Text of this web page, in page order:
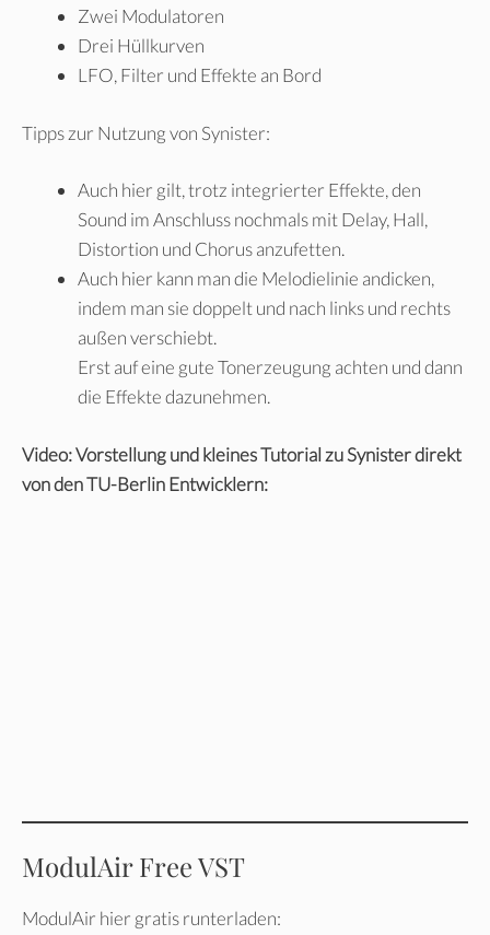
Zwei Modulatoren
Drei Hüllkurven
LFO, Filter und Effekte an Bord
Tipps zur Nutzung von Synister:
Auch hier gilt, trotz integrierter Effekte, den
Sound im Anschluss nochmals mit Delay, Hall,
Distortion und Chorus anzufetten.
Auch hier kann man die Melodielinie andicken,
indem man sie doppelt und nach links und rechts
außen verschiebt.
Erst auf eine gute Tonerzeugung achten und dann
die Effekte dazunehmen.
Video: Vorstellung und kleines Tutorial zu Synister direkt
von den TU-Berlin Entwicklern:
ModulAir Free VST
ModulAir hier gratis runterladen: